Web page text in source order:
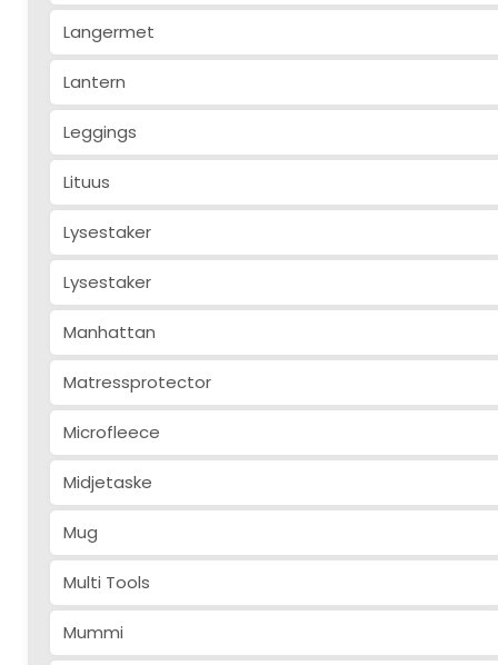
Langermet
Lantern
Leggings
Lituus
Lysestaker
Lysestaker
Manhattan
Matressprotector
Microfleece
Midjetaske
Mug
Multi Tools
Mummi